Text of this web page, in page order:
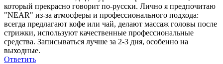
который прекрасно говорит по-русски. Лично я предпочитаю
"NEAR" из-за атмосферы и профессионального подхода:
всегда предлагают кофе или чай, делают массаж головы после
стрижки, используют качественные профессиональные
средства. Записываться лучше за 2-3 дня, особенно на
выходные.
Ответить